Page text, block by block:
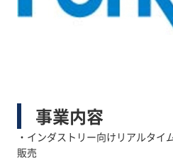
事業内容
・インダストリー向けリアルタイ
販売